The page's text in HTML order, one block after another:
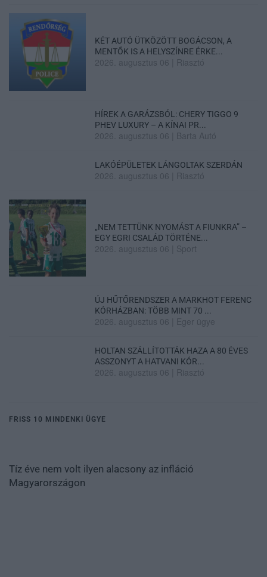
KÉT AUTÓ ÜTKÖZÖTT BOGÁCSON, A
MENTŐK IS A HELYSZÍNRE ÉRKE...
2026. augusztus 06 Riasztó
HÍREK A GARÁZSBÓL: CHERY TIGGO 9
PHEV LUXURY – A KÍNAI PR...
2026. augusztus 06 Barta Autó
LAKÓÉPÜLETEK LÁNGOLTAK SZERDÁN
2026. augusztus 06 Riasztó
„NEM TETTÜNK NYOMÁST A FIUNKRA” –
EGY EGRI CSALÁD TÖRTÉNE...
2026. augusztus 06 Sport
ÚJ HŰTŐRENDSZER A MARKHOT FERENC
KÓRHÁZBAN: TÖBB MINT 70 ...
2026. augusztus 06 Eger ügye
HOLTAN SZÁLLÍTOTTÁK HAZA A 80 ÉVES
ASSZONYT A HATVANI KÓR...
2026. augusztus 06 Riasztó
FRISS 10 MINDENKI ÜGYE
Tíz éve nem volt ilyen alacsony az infláció
Magyarországon